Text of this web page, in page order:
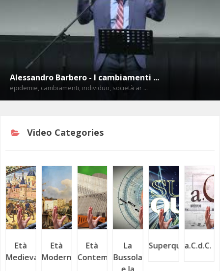
MICENI
MEDI E PERSIANI
IMPERO ROMANO
CIVILTÀ PRECOLOMBIANE
MONETA UNICA E
POST 2020 E ATTUALITÀ
PASSATO E PRESENTE
IL TEMPO E LA STORIA
Alessandro Barbero - I cambiamenti ...
epidemie, cambiamenti, individuo, società ar ...
Video Categories
Età
Medievale
Età
Moderna
Età
Contemporanea
La
Bussola
Superquark